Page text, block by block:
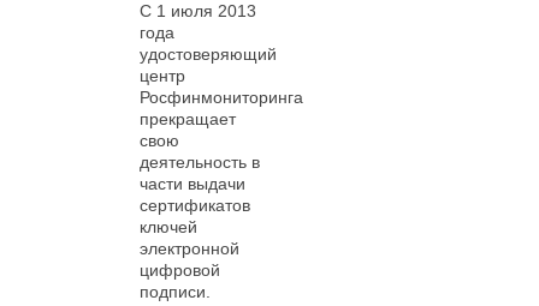
С 1 июля 2013
года
удостоверяющий
центр
Росфинмониторинга
прекращает
свою
деятельность в
части выдачи
сертификатов
ключей
электронной
цифровой
подписи.